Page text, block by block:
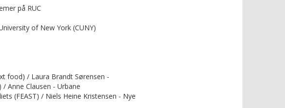
på RUC
of New York (CUNY)
food) / Laura Brandt Sørensen -
Anne Clausen - Urbane
(FEAST) / Niels Heine Kristensen - Nye